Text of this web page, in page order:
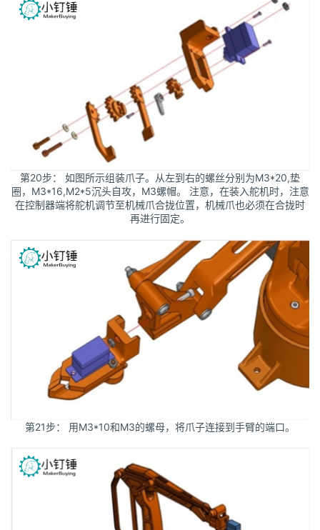
第20步： 如图所示组装爪子。从左到右的螺丝分别为M3*20,垫
圈，M3*16,M2*5沉头自攻，M3螺帽。 注意，在装入舵机时，注意
在控制器端将舵机调节至机械爪合拢位置，机械爪也必须在合拢时
再进行固定。
第21步： 用M3*10和M3的螺母，将爪子连接到手臂的端口。